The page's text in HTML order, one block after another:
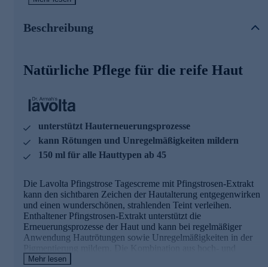
Trockenheitsfältchen werden optisch reduziert.
Beschreibung
Natürliche Pflege für die reife Haut
unterstützt Hauterneuerungsprozesse
kann Rötungen und Unregelmäßigkeiten mildern
150 ml für alle Hauttypen ab 45
Die Lavolta Pfingstrose Tagescreme mit Pfingstrosen-Extrakt
kann den sichtbaren Zeichen der Hautalterung entgegenwirken
und einen wunderschönen, strahlenden Teint verleihen.
Enthaltener Pfingstrosen-Extrakt unterstützt die
Erneuerungsprozesse der Haut und kann bei regelmäßiger
Anwendung Hautrötungen sowie Unregelmäßigkeiten in der
Pigmentierung mildern. Die Kombination aus hoch- und
niedermolekularer Hyaluronsäure wirkt sogar in tieferen
Mehr lesen